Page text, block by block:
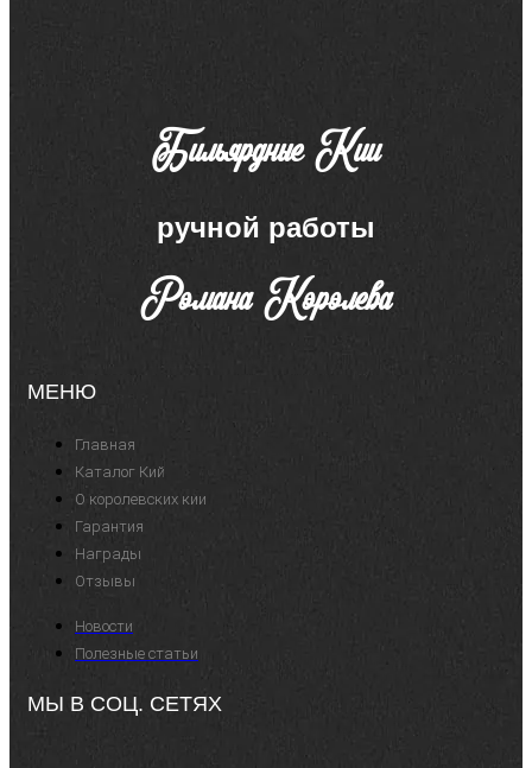
Бильярдные Кии
ручной работы
Романа Королева
МЕНЮ
Главная
Каталог Кий
О королевских кии
Гарантия
Награды
Отзывы
Новости
Полезные статьи
МЫ В СОЦ. СЕТЯХ